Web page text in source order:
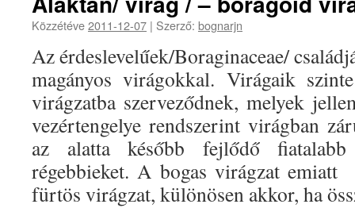
Közzétéve2011-12-07 | Szerző: bognarjn
Az érdeslevelűek/Boraginaceae/
magányos virágokkal. Virágaik
virágzatba szerveződnek, melyek
vezértengelye rendszerint virágban
az alatta később fejlődő
régebbieket. A bogas virágzat
fürtös virágzat, különösen akkor, ha